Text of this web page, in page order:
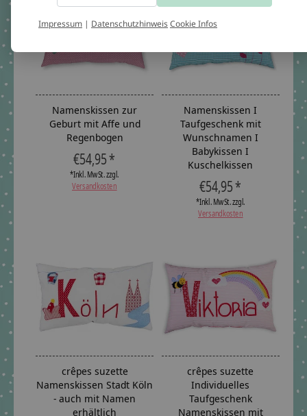
Namenskissen zur
Geburt mit Affe und
Regenbogen
€54,95 *
*Inkl. MwSt. zzgl.
Versandkosten
Namenskissen I
Taufgeschenk mit
Wunschnamen I
Babykissen I
Kuschelkissen
€54,95 *
*Inkl. MwSt. zzgl.
Versandkosten
crêpes suzette
Namenskissen Stadt Köln
- auch mit Namen
erhältlich
crêpes suzette
Individuelles
Taufgeschenk
Namenskissen mit
Impressum | DatenschutzhinweisCookie Infos